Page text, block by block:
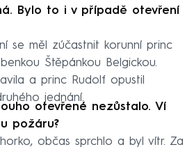
Bylo to i v případě otevření
se měl zúčastnit korunní princ
Štěpánkou Belgickou.
a princ Rudolf opustil
jednání.
otevřené nezůstalo. Ví
požáru?
občas sprchlo a byl vítr. Za